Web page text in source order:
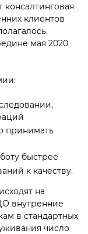
консалтинговая
клиентов
мая 2020
принимать
быстрее
к качеству.
на
внутренние
в стандартных
число